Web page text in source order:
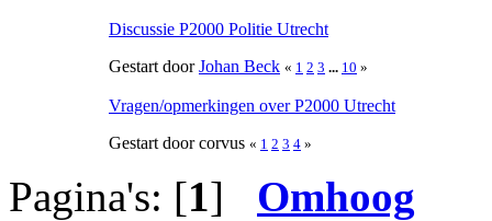
Discussie P2000 Politie Utrecht
Gestart doorJohan Beck « 1 2 3 ... 10 »
Vragen/opmerkingen over P2000 Utrecht
Gestart door corvus « 1 2 3 4 »
Pagina's: [1] Omhoog